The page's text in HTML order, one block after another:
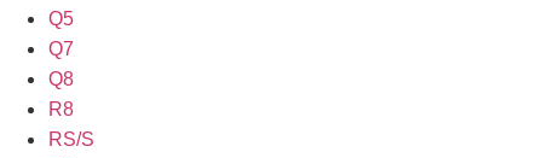
Q5
Q7
Q8
R8
RS/S